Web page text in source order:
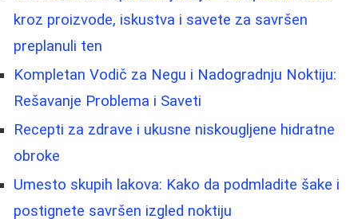
kroz proizvode, iskustva i savete za savršen
preplanuli ten
Kompletan Vodič za Negu i Nadogradnju Noktiju:
Rešavanje Problema i Saveti
Recepti za zdrave i ukusne niskougljene hidratne
obroke
Umesto skupih lakova: Kako da podmladite šake i
postignete savršen izgled noktiju